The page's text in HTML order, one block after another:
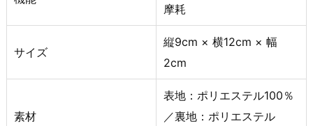
摩耗
サイズ
縦9cm × 横12cm × 幅
2cm
素材
表地：ポリエステル100％
／裏地：ポリエステル